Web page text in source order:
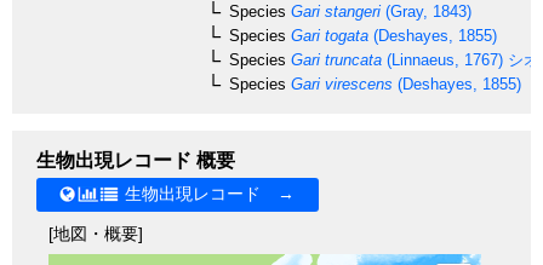
Species Gari stangeri (Gray, 1843)
Species Gari togata (Deshayes, 1855)
Species Gari truncata (Linnaeus, 1767) シ
Species Gari virescens (Deshayes, 1855)
生物出現レコード 概要
生物出現レコード →
[地図・概要]